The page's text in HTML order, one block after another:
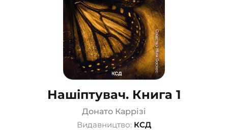
Нашіптувач. Книга 1
Донато Каррізі
Видавництво: КСД